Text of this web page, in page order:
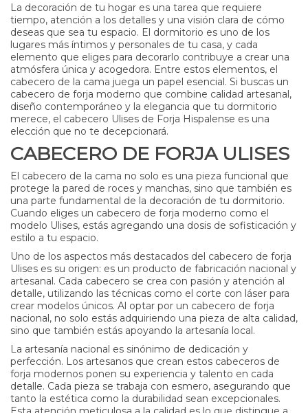
La decoración de tu hogar es una tarea que requiere
tiempo, atención a los detalles y una visión clara de cómo
deseas que sea tu espacio. El dormitorio es uno de los
lugares más íntimos y personales de tu casa, y cada
elemento que eliges para decorarlo contribuye a crear una
atmósfera única y acogedora. Entre estos elementos, el
cabecero de la cama juega un papel esencial. Si buscas un
cabecero de forja moderno que combine calidad artesanal,
diseño contemporáneo y la elegancia que tu dormitorio
merece, el cabecero Ulises de Forja Hispalense es una
elección que no te decepcionará.
CABECERO DE FORJA ULISES
El cabecero de la cama no solo es una pieza funcional que
protege la pared de roces y manchas, sino que también es
una parte fundamental de la decoración de tu dormitorio.
Cuando eliges un cabecero de forja moderno como el
modelo Ulises, estás agregando una dosis de sofisticación y
estilo a tu espacio.
Uno de los aspectos más destacados del cabecero de forja
Ulises es su origen: es un producto de fabricación nacional y
artesanal. Cada cabecero se crea con pasión y atención al
detalle, utilizando las técnicas como el corte con láser para
crear modelos únicos. Al optar por un cabecero de forja
nacional, no solo estás adquiriendo una pieza de alta calidad,
sino que también estás apoyando la artesanía local.
La artesanía nacional es sinónimo de dedicación y
perfección. Los artesanos que crean estos cabeceros de
forja modernos ponen su experiencia y talento en cada
detalle. Cada pieza se trabaja con esmero, asegurando que
tanto la estética como la durabilidad sean excepcionales.